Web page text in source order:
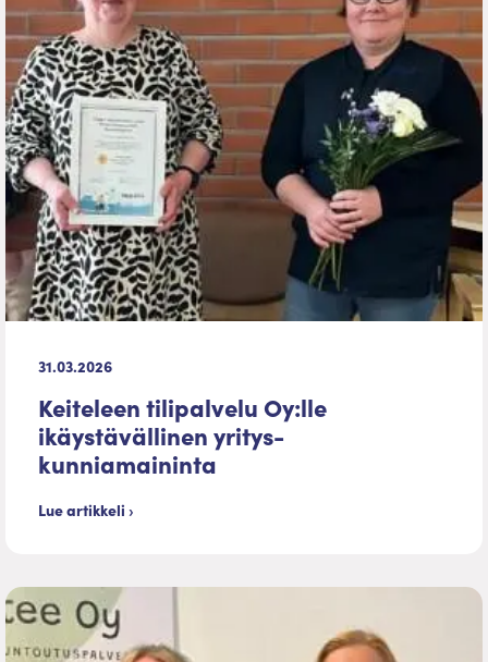
31.03.2026
Keiteleen tilipalvelu Oy:lle
ikäystävällinen yritys-
kunniamaininta
Lue artikkeli ›